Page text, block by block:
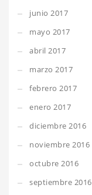
junio 2017
mayo 2017
abril 2017
marzo 2017
febrero 2017
enero 2017
diciembre 2016
noviembre 2016
octubre 2016
septiembre 2016